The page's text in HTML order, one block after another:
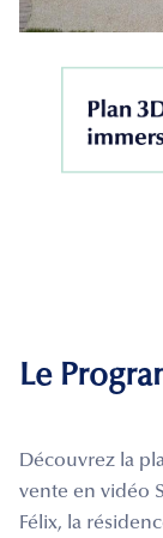
Le
Découvrez la
vente en vidéo
Félix, la